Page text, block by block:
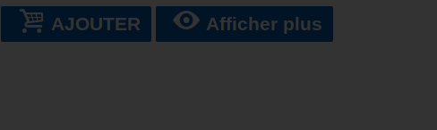
AJOUTER Afficher plus